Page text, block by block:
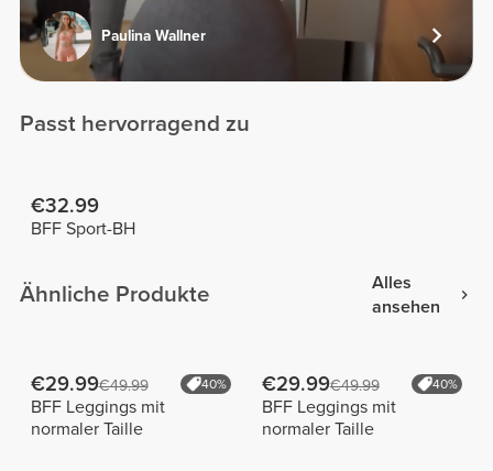
Paulina Wallner
Passt hervorragend zu
€32.99
BFF Sport-BH
Ähnliche Produkte
Alles
ansehen
€29.99€49.99 40%
BFF Leggings mit
normaler Taille
€29.99€49.99 40%
BFF Leggings mit
normaler Taille